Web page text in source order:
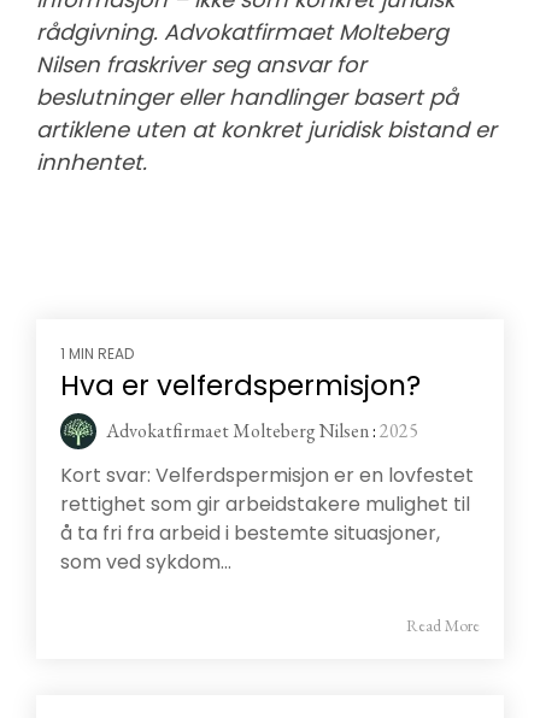
rådgivning. Advokatfirmaet Molteberg
Nilsen fraskriver seg ansvar for
beslutninger eller handlinger basert på
artiklene uten at konkret juridisk bistand er
innhentet.
1 MIN READ
Hva er velferdspermisjon?
Advokatfirmaet Molteberg Nilsen:2025
Kort svar: Velferdspermisjon er en lovfestet
rettighet som gir arbeidstakere mulighet til
å ta fri fra arbeid i bestemte situasjoner,
som ved sykdom...
Read More